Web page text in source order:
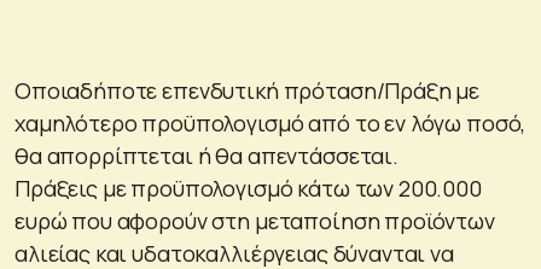
Οποιαδήποτε επενδυτική πρόταση/Πράξη με
χαμηλότερο προϋπολογισμό από το εν λόγω ποσό,
θα απορρίπτεται ή θα απεντάσσεται.
Πράξεις με προϋπολογισμό κάτω των 200.000
ευρώ που αφορούν στη μεταποίηση προϊόντων
αλιείας και υδατοκαλλιέργειας δύνανται να